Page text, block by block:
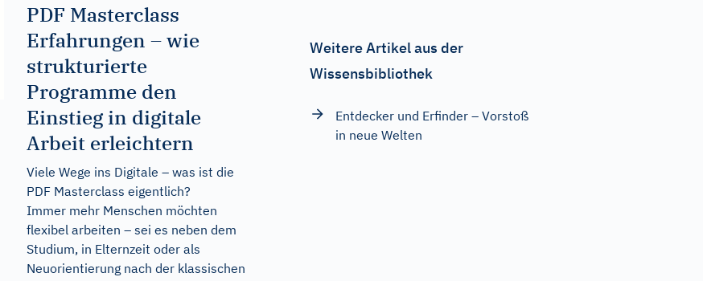
PDF Masterclass
Erfahrungen – wie
strukturierte
Programme den
Einstieg in digitale
Arbeit erleichtern
Viele Wege ins Digitale – was ist die
PDF Masterclass eigentlich?
Immer mehr Menschen möchten
flexibel arbeiten – sei es neben dem
Studium, in Elternzeit oder als
Neuorientierung nach der klassischen
Weitere Artikel aus der
Wissensbibliothek
Entdecker und Erfinder – Vorstoß
in neue Welten